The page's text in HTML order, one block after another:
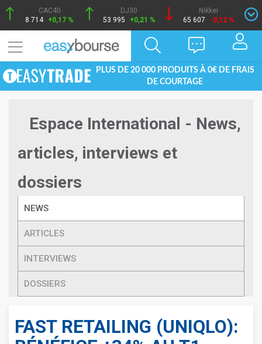
CAC40
8 714 +0,17 %
DJ30
53 995
+0,21 %
Nikkei
65 607
-0,12 %
PLUS DE 20 000 PRODUITS À 0€ DE FRAIS
DE COURTAGE
Espace International - News,
articles, interviews et
dossiers
NEWS
ARTICLES
INTERVIEWS
DOSSIERS
FAST RETAILING (UNIQLO):